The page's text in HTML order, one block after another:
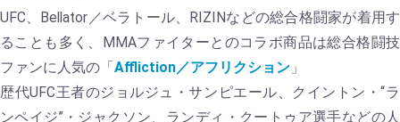
UFC、Bellator／ベラトール、RIZINなどの総合格闘家が着用す
ることも多く、MMAファイターとのコラボ商品は総合格闘技
ファンに人気の「Affliction／アフリクション 」
歴代UFC王者のジョルジュ・サンピエール、クイントン・“ラ
ンペイジ”・ジャクソン、ランディ・クートゥア選手などの人